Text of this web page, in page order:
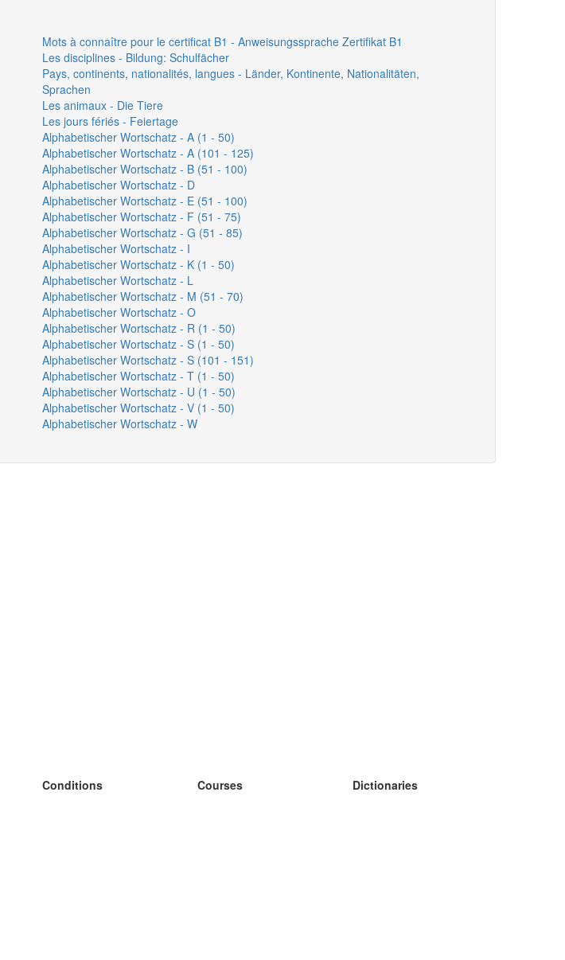
Mots à connaître pour le certificat B1 - Anweisungssprache Zertifikat B1
Les disciplines - Bildung: Schulfächer
Pays, continents, nationalités, langues - Länder, Kontinente, Nationalitäten,
Sprachen
Les animaux - Die Tiere
Les jours fériés - Feiertage
Alphabetischer Wortschatz - A (1 - 50)
Alphabetischer Wortschatz - A (101 - 125)
Alphabetischer Wortschatz - B (51 - 100)
Alphabetischer Wortschatz - D
Alphabetischer Wortschatz - E (51 - 100)
Alphabetischer Wortschatz - F (51 - 75)
Alphabetischer Wortschatz - G (51 - 85)
Alphabetischer Wortschatz - I
Alphabetischer Wortschatz - K (1 - 50)
Alphabetischer Wortschatz - L
Alphabetischer Wortschatz - M (51 - 70)
Alphabetischer Wortschatz - O
Alphabetischer Wortschatz - R (1 - 50)
Alphabetischer Wortschatz - S (1 - 50)
Alphabetischer Wortschatz - S (101 - 151)
Alphabetischer Wortschatz - T (1 - 50)
Alphabetischer Wortschatz - U (1 - 50)
Alphabetischer Wortschatz - V (1 - 50)
Alphabetischer Wortschatz - W
Conditions
Courses
Dictionaries